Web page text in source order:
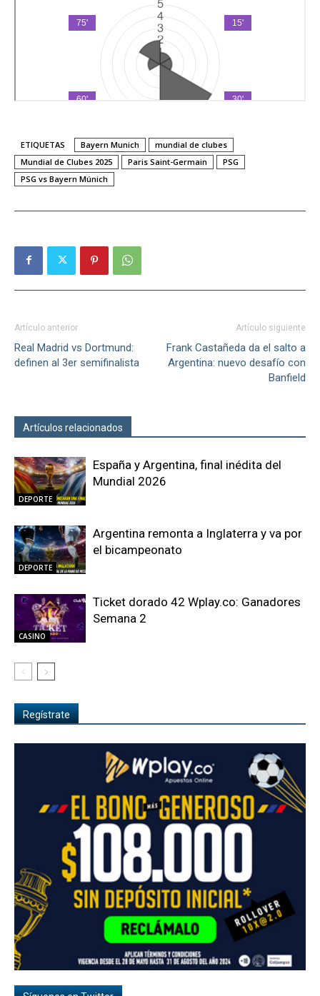
ETIQUETAS Bayern Munich
mundial de clubes
Mundial de Clubes 2025
Paris Saint-Germain
PSG
PSG vs Bayern Múnich
Artículo anterior
Real Madrid vs Dortmund:
definen al 3er semifinalista
Artículo siguiente
Frank Castañeda da el salto a
Argentina: nuevo desafío con
Banfield
Artículos relacionados
DEPORTE
España y Argentina, final inédita del
Mundial 2026
DEPORTE
Argentina remonta a Inglaterra y va por
el bicampeonato
CASINO
Ticket dorado 42 Wplay.co: Ganadores
Semana 2
Regístrate